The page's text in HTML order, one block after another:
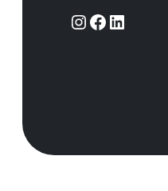
Instagram
Facebook
LinkedIn